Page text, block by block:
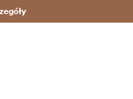
24h >